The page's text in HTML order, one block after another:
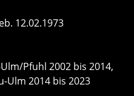
12.02.1973
Pfuhl 2002 bis 2014,
Ulm 2014 bis 2023